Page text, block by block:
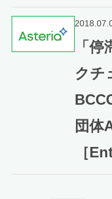
「
クチ
団体
［